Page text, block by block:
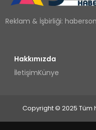
Reklam & İşbirliği:
Hakkımızda
İletişimKünye
Copyright © 2025 Tüm